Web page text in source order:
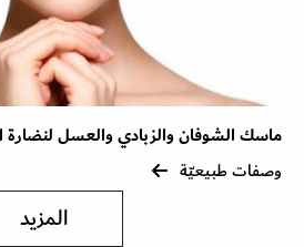
ماسك الشوفان والزبادي والعسل لنضارة
وصفات طبيعيّة
المزيد